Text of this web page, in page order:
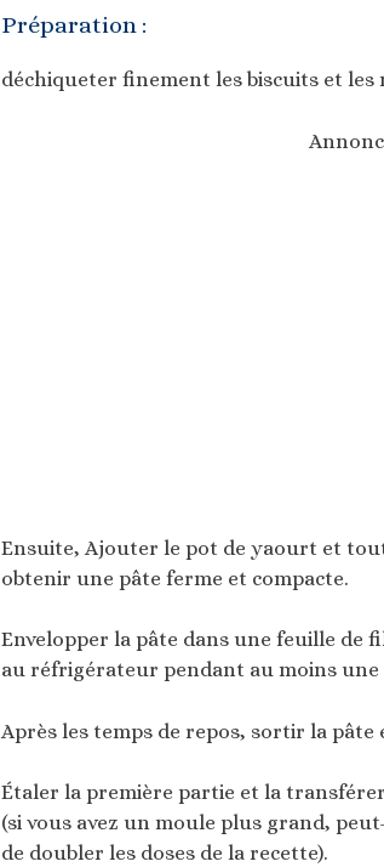
Préparation :
déchiqueter finement les biscuits et les
Ensuite, Ajouter le pot de yaourt et
obtenir une pâte ferme et compacte.
Envelopper la pâte dans une feuille de
au réfrigérateur pendant au moins une
Après les temps de repos, sortir la pâte
Étaler la première partie et la
(si vous avez un moule plus grand,
de doubler les doses de la recette).